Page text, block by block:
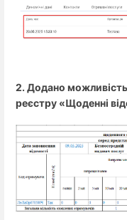
2. Додано
реєстру «Щоденні